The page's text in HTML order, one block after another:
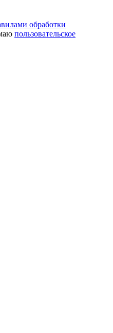
обработки
пользовательское